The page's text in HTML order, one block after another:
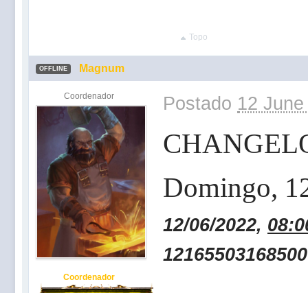
Topo
OFFLINE Magnum
Coordenador
Coordenador
Postado 12
Domingo,
12/06/2022,
12165503168500